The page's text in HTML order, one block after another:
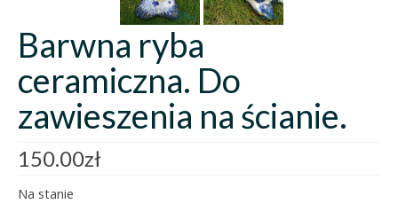
Barwna ryba
ceramiczna. Do
zawieszenia na ścianie.
150.00zł
Na stanie